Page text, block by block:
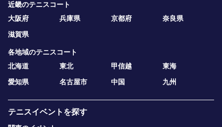
近畿のテニスコート
大阪府
兵庫県 京都府
奈良県
滋賀県
各地域のテニスコート
北海道
東北 甲信越
東海
愛知県
名古屋市 中国 九州
テニスイベントを探す